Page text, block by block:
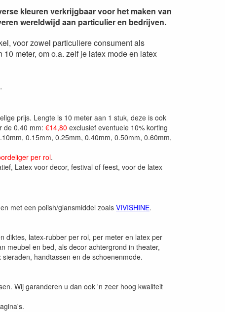
kleuren verkrijgbaar voor het maken van
wereldwijd aan particulier en bedrijven.
voor zowel particuliere consument als
meter, om o.a. zelf je latex mode en latex
prijs. Lengte is 10 meter aan 1 stuk, deze is ook
de 0.40 mm: €14,80 exclusief eventuele 10% korting
0.15mm, 0.25mm, 0.40mm, 0.50mm, 0.60mm,
per rol.
Latex voor decor, festival of feest, voor de latex
met een polish/glansmiddel zoals VIVISHINE.
diktes, latex-rubber per rol, per meter en latex per
meubel en bed, als decor achtergrond in theater,
handtassen en de schoenenmode.
Wij garanderen u dan ook 'n zeer hoog kwaliteit